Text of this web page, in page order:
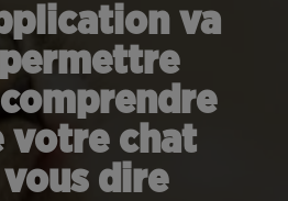
va
votre chat
dire